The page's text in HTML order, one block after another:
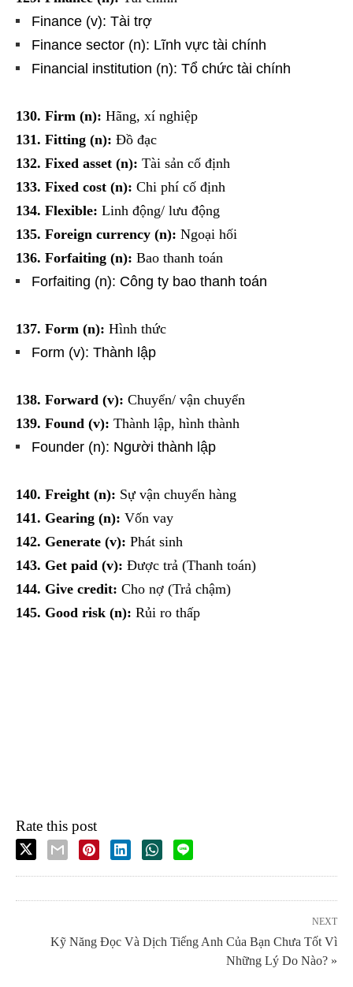
Finance (v): Tài trợ
Finance sector (n): Lĩnh vực tài chính
Financial institution (n): Tổ chức tài chính
130. Firm (n): Hãng, xí nghiệp
131. Fitting (n): Đồ đạc
132. Fixed asset (n): Tài sản cố định
133. Fixed cost (n): Chi phí cố định
134. Flexible: Linh động/ lưu động
135. Foreign currency (n): Ngoại hối
136. Forfaiting (n): Bao thanh toán
Forfaiting (n): Công ty bao thanh toán
137. Form (n): Hình thức
Form (v): Thành lập
138. Forward (v): Chuyển/ vận chuyển
139. Found (v): Thành lập, hình thành
Founder (n): Người thành lập
140. Freight (n): Sự vận chuyển hàng
141. Gearing (n): Vốn vay
142. Generate (v): Phát sinh
143. Get paid (v): Được trả (Thanh toán)
144. Give credit: Cho nợ (Trả chậm)
145. Good risk (n): Rủi ro thấp
Rate this post
NEXT
Kỹ Năng Đọc Và Dịch Tiếng Anh Của Bạn Chưa Tốt Vì
Những Lý Do Nào? »